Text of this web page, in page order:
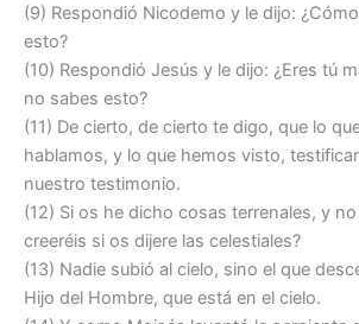
(9) Respondió Nicodemo y le dijo:
esto?
(10) Respondió Jesús y le dijo: ¿Eres tú
no sabes esto?
(11) De cierto, de cierto te digo, que lo
hablamos, y lo que hemos visto,
nuestro testimonio.
(12) Si os he dicho cosas terrenales, y
creeréis si os dijere las celestiales?
(13) Nadie subió al cielo, sino el que
Hijo del Hombre, que está en el cielo.